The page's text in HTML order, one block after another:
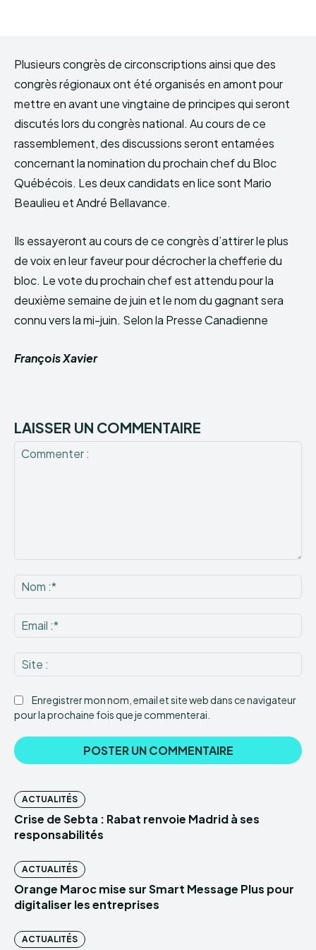
Plusieurs congrès de circonscriptions ainsi que des
congrès régionaux ont été organisés en amont pour
mettre en avant une vingtaine de principes qui seront
discutés lors du congrès national. Au cours de ce
rassemblement, des discussions seront entamées
concernant la nomination du prochain chef du Bloc
Québécois. Les deux candidats en lice sont Mario
Beaulieu et André Bellavance.
Ils essayeront au cours de ce congrès d’attirer le plus
de voix en leur faveur pour décrocher la chefferie du
bloc. Le vote du prochain chef est attendu pour la
deuxième semaine de juin et le nom du gagnant sera
connu vers la mi-juin. Selon la Presse Canadienne
François Xavier
LAISSER UN COMMENTAIRE
:*
:*
:
Enregistrer mon nom, email et site web dans ce navigateur
pour la prochaine fois que je commenterai.
ACTUALITÉS
Crise de Sebta : Rabat renvoie Madrid à ses
responsabilités
ACTUALITÉS
Orange Maroc mise sur Smart Message Plus pour
digitaliser les entreprises
ACTUALITÉS